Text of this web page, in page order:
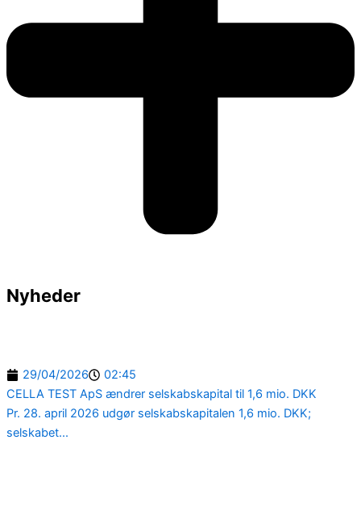
Nyheder
29/04/2026
02:45
CELLA TEST ApS ændrer selskabskapital til 1,6 mio. DKK
Pr. 28. april 2026 udgør selskabskapitalen 1,6 mio. DKK;
selskabet...